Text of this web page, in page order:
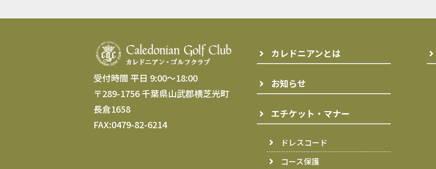
受付時間 平日 9:00～18:00
〒289-1756 千葉県山武郡横芝光町
長倉1658
FAX:0479-82-6214
カレドニアンとは
お知らせ
エチケット・マナー
ドレスコード
コース保護